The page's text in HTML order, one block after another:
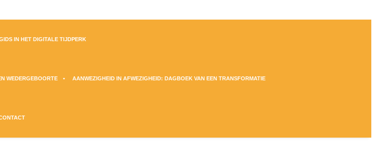
IN HET DIGITALE TIJDPERK
WEDERGEBOORTE AANWEZIGHEID IN AFWEZIGHEID: DAGBOEK VAN EEN TRANSFORMATIE